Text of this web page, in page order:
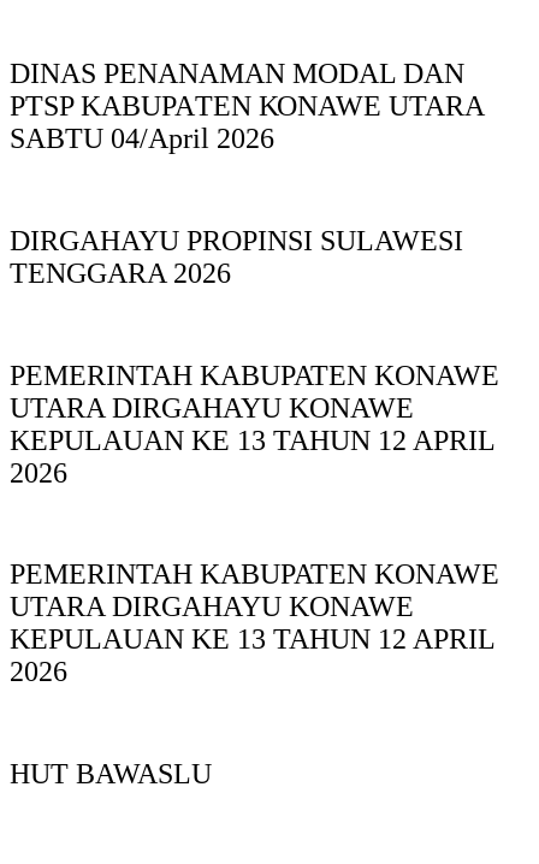
DINAS PΕΝΑΝΑΜAN MODAL DAN
PTSP KABUPAΤΕΝ ΚΟNAWE UTARA
SABTU 04/April 2026
DIRGAHAYU PROPINSI SULAWESI
TENGGARA 2026
PEMERINTAH KABUPATEN KONAWE
UTARA DIRGAHAYU KONAWE
KEPULAUAN KE 13 TAHUN 12 APRIL
2026
PEMERINTAH KABUPATEN KONAWE
UTARA DIRGAHAYU KONAWE
KEPULAUAN KE 13 TAHUN 12 APRIL
2026
HUT BAWASLU